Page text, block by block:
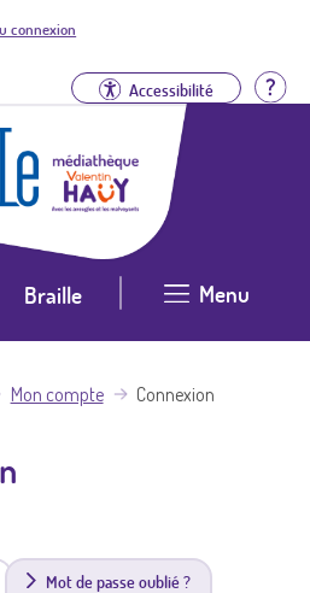
connexion
Accessibilité
Braille Menu
Mon compte Connexion
Mot de passe oublié ?